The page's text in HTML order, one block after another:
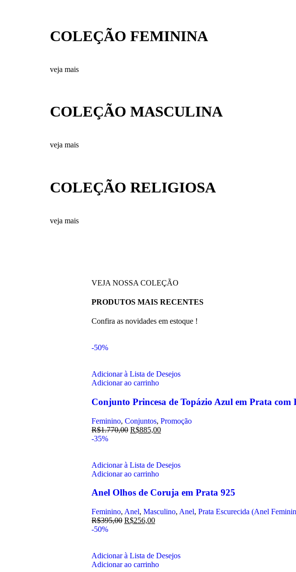
COLEÇÃO FEMININA
veja mais
COLEÇÃO MASCULINA
veja mais
COLEÇÃO RELIGIOSA
veja mais
VEJA NOSSA COLEÇÃO
PRODUTOS MAIS RECENTES
Confira as novidades em estoque !
-50%
Adicionar à Lista de Desejos
Adicionar ao carrinho
Conjunto Princesa de Topázio Azul em Prata com
Feminino, Conjuntos, Promoção
R$1.770,00 R$885,00
-35%
Adicionar à Lista de Desejos
Adicionar ao carrinho
Anel Olhos de Coruja em Prata 925
Feminino, Anel, Masculino, Anel, Prata Escurecida (Anel
R$395,00 R$256,00
-50%
Adicionar à Lista de Desejos
Adicionar ao carrinho